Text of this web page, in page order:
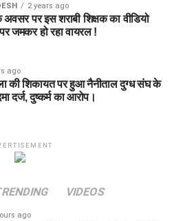
2 years ago
पर इस शराबी शिक्षक का वीडियो
जमकर हो रहा वायरल !
ago
की शिकायत पर हुआ नैनीताल दुग्ध संघ के
दर्ज, दुष्कर्म का आरोप।
VIDEOS
ago